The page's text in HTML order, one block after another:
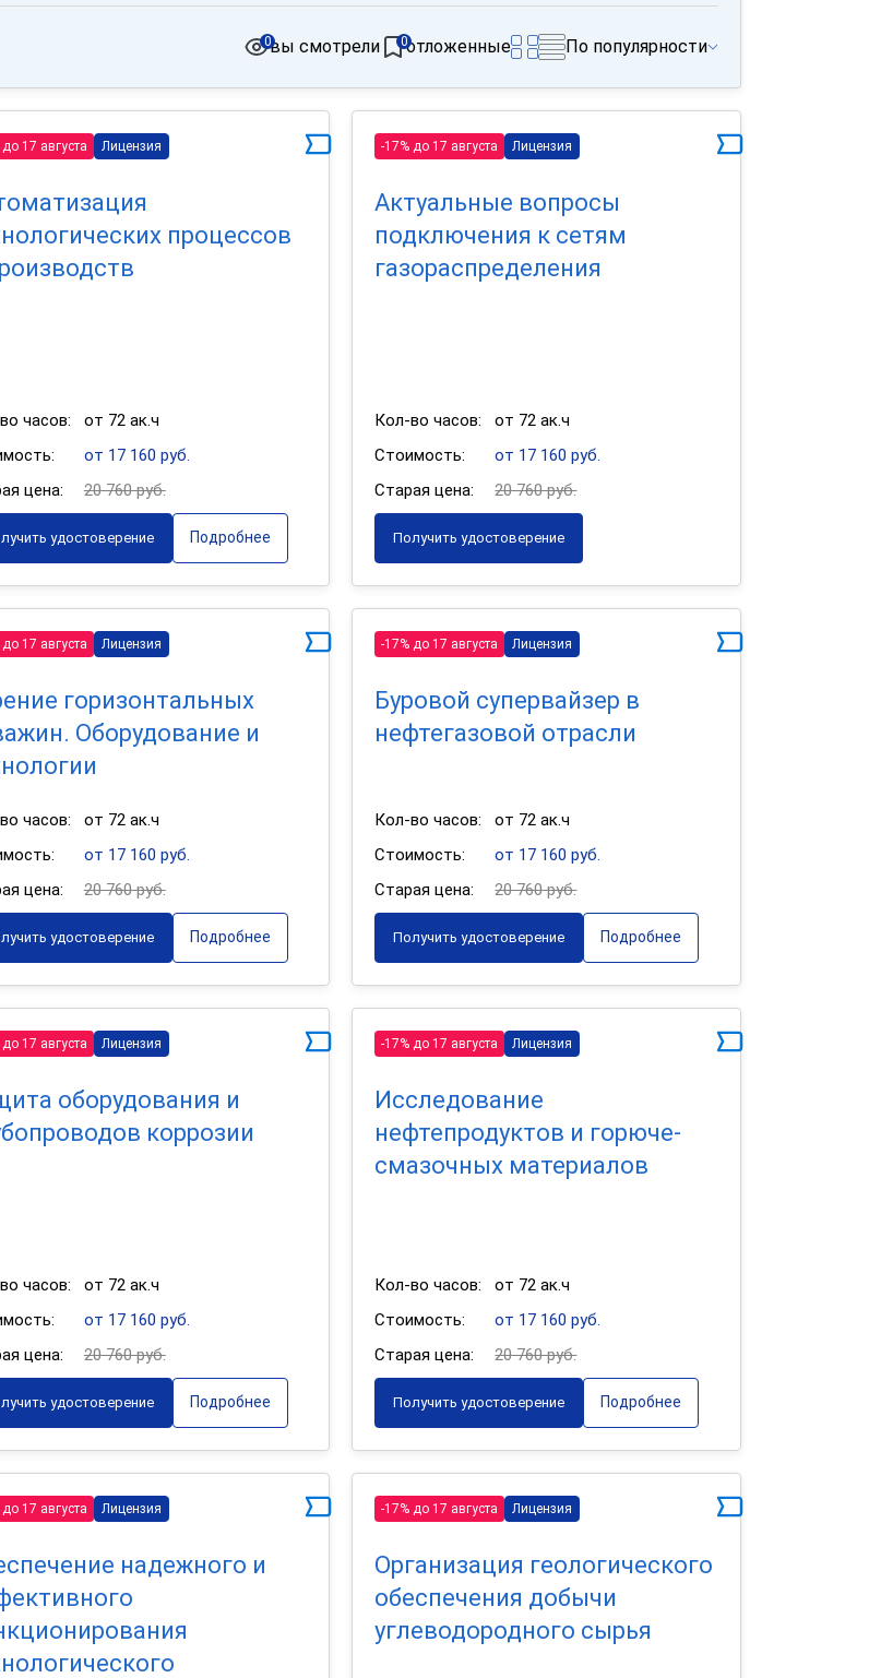
вы смотрели
0 отложенные
0 По популярности
до 17 августа Лицензия
процессов
часов:
от 72 ак.ч
от 17 160 руб.
цена:
20 760 руб.
удостоверение Подробнее
-17% до 17 августа Лицензия
Актуальные вопросы
подключения к сетям
газораспределения
Кол-во часов:
от 72 ак.ч
Стоимость:
от 17 160 руб.
Старая цена:
20 760 руб.
Получить удостоверение
до 17 августа Лицензия
горизонтальных
Оборудование и
часов:
от 72 ак.ч
от 17 160 руб.
цена:
20 760 руб.
удостоверение Подробнее
-17% до 17 августа Лицензия
Буровой супервайзер в
нефтегазовой отрасли
Кол-во часов:
от 72 ак.ч
Стоимость:
от 17 160 руб.
Старая цена:
20 760 руб.
Получить удостоверение Подробнее
до 17 августа Лицензия
оборудования и
коррозии
часов:
от 72 ак.ч
от 17 160 руб.
цена:
20 760 руб.
удостоверение Подробнее
-17% до 17 августа Лицензия
Исследование
нефтепродуктов и горюче-
смазочных материалов
Кол-во часов:
от 72 ак.ч
Стоимость:
от 17 160 руб.
Старая цена:
20 760 руб.
Получить удостоверение Подробнее
до 17 августа Лицензия
надежного и
-17% до 17 августа Лицензия
Организация геологического
обеспечения добычи
углеводородного сырья